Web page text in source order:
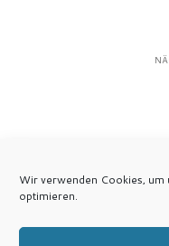
Wir verwenden Cookies, um
optimieren.